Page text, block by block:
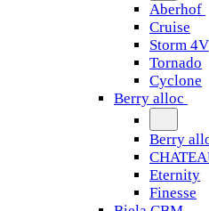
Aberhof
Cruise
Storm 4V
Tornado
Сyclone
Berry alloc
Berry
Eternity
Finesse